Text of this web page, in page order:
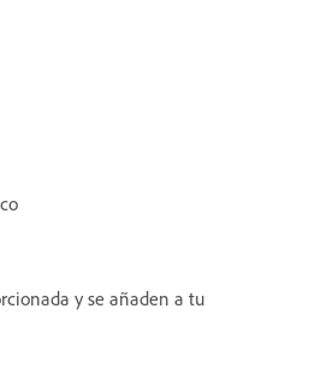
y se añaden a tu